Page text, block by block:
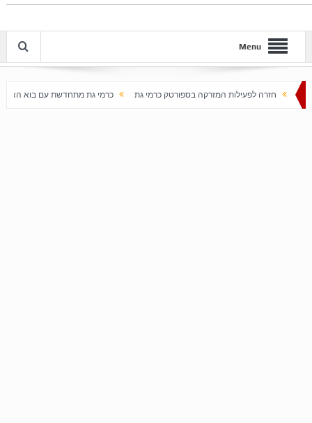
Menu
המזרקה בספורטק כרמי גת כרמי גת מתחדשת עם בוא האביב עלייה חדה במחירי